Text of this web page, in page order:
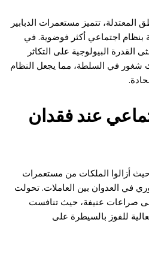
تتميز مستعمرات الدبابير
بنظام اجتماعي أكثر فوضوية. في
القدرة البيولوجية على التكاثر
شغور في السلطة، مما يجعل النظام
عند فقدان
أزالوا الملكات من مستعمرات
في العدوان بين العاملات. تحولت
إلى صراعات عنيفة، حيث تنافست
للفوز بالسيطرة على